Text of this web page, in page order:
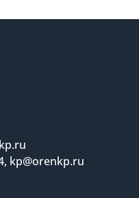
kp@orenkp.ru